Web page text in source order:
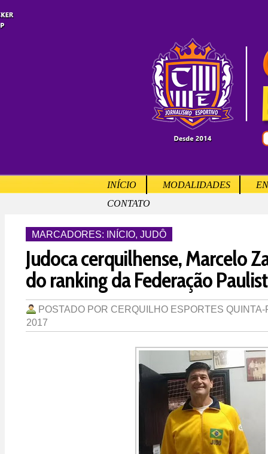
INÍCIO MODALIDADES
CONTATO
MARCADORES: INÍCIO, JUDÔ
Judoca cerquilhense, Marcelo
do ranking da Federação
POSTADO POR CERQUILHO ESPORTES
2017